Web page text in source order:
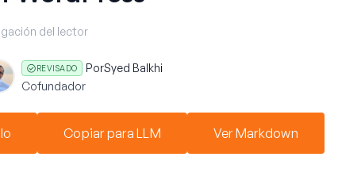
del lector
REVISADO PorSyed Balkhi
Cofundador
Copiar para LLM Ver Markdown